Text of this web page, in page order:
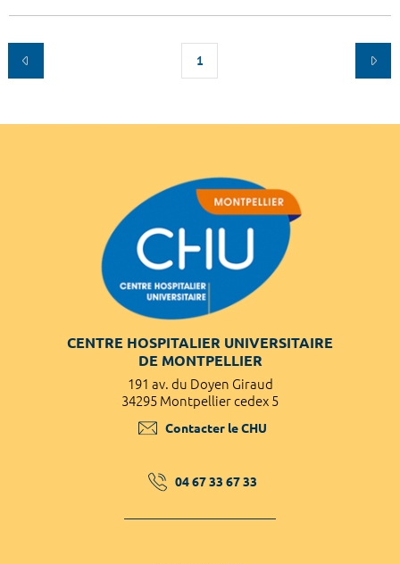
1
CENTRE HOSPITALIER UNIVERSITAIRE
DE MONTPELLIER
191 av. du Doyen Giraud
34295 Montpellier cedex 5
Contacter le CHU
04 67 33 67 33